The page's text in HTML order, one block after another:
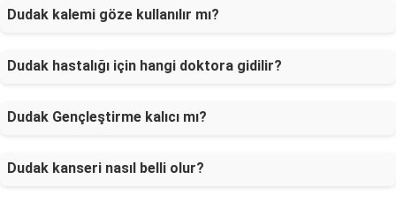
Dudak kalemi göze kullanılır mı?
Dudak hastalığı için hangi doktora gidilir?
Dudak Gençleştirme kalıcı mı?
Dudak kanseri nasıl belli olur?